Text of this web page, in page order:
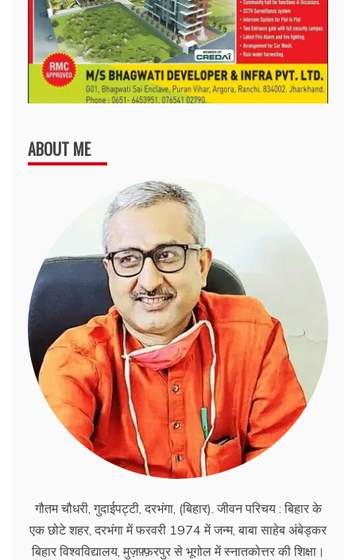
ABOUT ME
गौतम चौधरी, गुदाईपट्टी, दरभंगा, (बिहार). जीवन परिचय : बिहार के
एक छोटे शहर, दरभंगा में फरवरी 1974 में जन्म, बाबा साहेब अंबेड्कर
बिहार विश्वविद्यालय, मुज़फ़्फ़रपुर से भूगोल में स्नातकोत्तर की शिक्षा।